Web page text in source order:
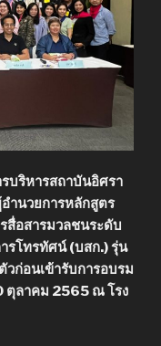
บริหารสถาบันอิศรา
ำนวยการหลักสูตร
สื่อสารมวลชนระดับ
รโทรทัศน์ (บสก.) รุ่น
วก่อนเข้ารับการอบรม
ตุลาคม 2565 ณ โรง